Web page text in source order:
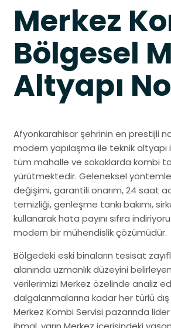
Merkez
Bölgesel
Altyapı
Afyonkarahisar şehrinin en prestijli
modern yapılaşma ile teknik altyapı
tüm mahalle ve sokaklarda kombi
yürütmektedir. Geleneksel
değişimi, garantili onarım, 24 saat
temizliği, genleşme tankı bakımı,
kullanarak hata payını sıfıra
modern bir mühendislik çözümüdür.
Bölgedeki eski binaların tesisat
alanında uzmanlık düzeyini
verilerimizi Merkez özelinde analiz
dalgalanmalarına kadar her türlü
Merkez Kombi Servisi pazarında